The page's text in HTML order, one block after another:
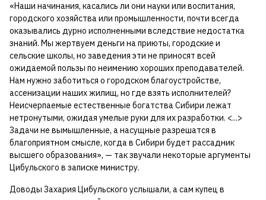
«Наши начинания, касались ли они науки или воспитания,
городского хозяйства или промышленности, почти всегда
оказывались дурно исполненными вследствие недостатка
знаний. Мы жертвуем деньги на приюты, городские и
сельские школы, но заведения эти не приносят всей
ожидаемой пользы по неимению хороших преподавателей.
Нам нужно заботиться о городском благоустройстве,
ассенизации наших жилищ, но где взять исполнителей?
Неисчерпаемые естественные богатства Сибири лежат
нетронутыми, ожидая умелые руки для их разработки. <...>
Задачи не вымышленные, а насущные разрешатся в
благоприятном смысле, когда в Сибири будет рассадник
высшего образования», — так звучали некоторые аргументы
Цибульского в записке министру.
Доводы Захария Цибульского услышали, а сам купец в